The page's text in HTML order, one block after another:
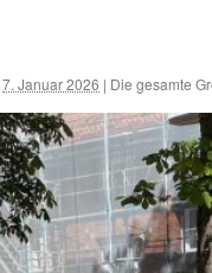
7. Januar 2026 | Die gesamte